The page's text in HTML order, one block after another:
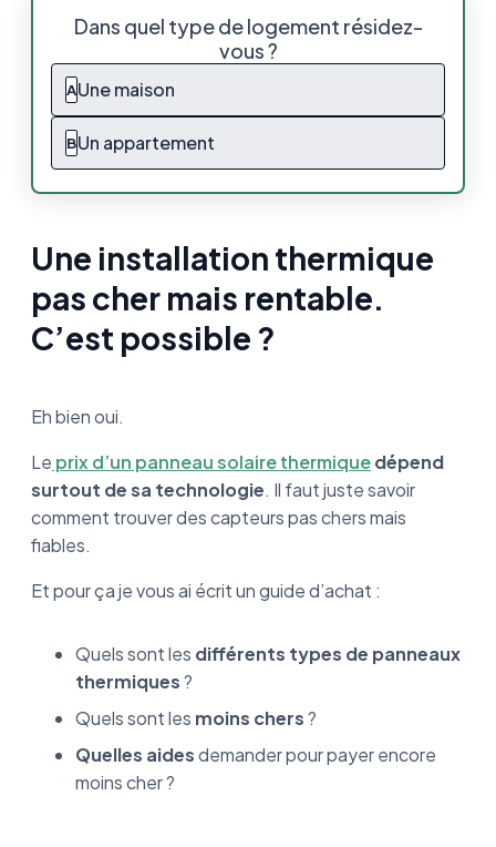
Dans quel type de logement résidez-
vous ?
AUne maison
BUn appartement
Une installation thermique
pas cher mais rentable.
C’est possible ?
Eh bien oui.
Le prix d’un panneau solaire thermiquedépend
surtout de sa technologie. Il faut juste savoir
comment trouver des capteurs pas chers mais
fiables.
Et pour ça je vous ai écrit un guide d’achat :
Quels sont les différents types de panneaux
thermiques?
Quels sont les moins chers?
Quelles aidesdemander pour payer encore
moins cher ?
Une installation thermique pas cher mais
rentable. C’est possible ?
Comment fonctionnent les panneaux
solaires thermiques ?
Quels sont les différents types de panneaux
solaires thermiques et leur prix ?
Classement des panneaux solaires
thermiques en fonction du prix
Quelles sont les aides de l'État pour
et photovoltaïque
Le panneau solaire thermique en kit : Une
bonne idée pour payer moins cher ?
Le thermique solaire pas cher : Ce qu’il faut
retenir pour débourser le moins d’argent